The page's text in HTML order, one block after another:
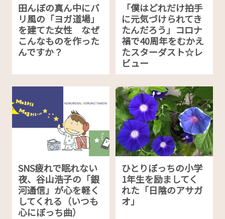
田んぼの真ん中にバ
リ風の「ヨガ道場」
を建てた女性 なぜ
こんなものを作った
んですか？
「僕はどれだけ拍手
に元気づけられてき
たんだろう」コロナ
禍で40周年をむかえ
たスターダスト☆レ
ビュー
SNS疲れで眠れない
夜、谷山浩子の「銀
河通信」が心を軽く
してくれる（いつも
心にぼっち曲）
ひとりぼっちの小学
1年生を励ましてく
れた「日陰のアサガ
オ」